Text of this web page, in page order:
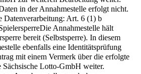
in der Annahmestelle erfolgt nicht.
Datenverarbeitung: Art. 6 (1) b
Die Annahmestelle hält
bereit (Selbstsperre). In diesem
ebenfalls eine Identitätsprüfung
mit einem Vermerk über die erfolgte
Lotto-GmbH weiter.